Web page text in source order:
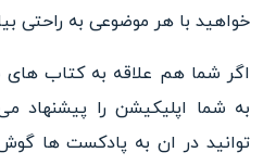
خواهید با هر موضوعی به راحتی
اگر شما هم علاقه به کتاب های
به شما اپلیکیشن را پیشنهاد
توانید در ان به پادکست ها